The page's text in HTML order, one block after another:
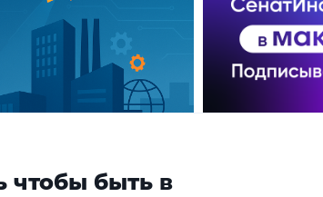
чтобы быть в